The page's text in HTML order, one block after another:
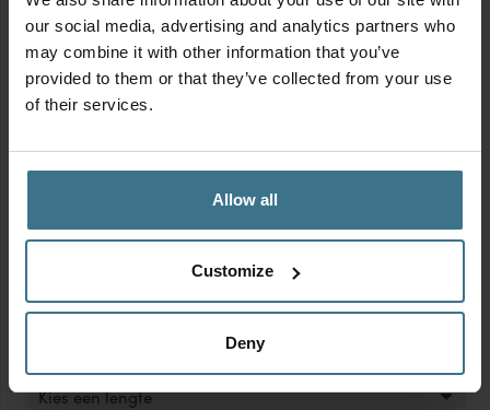
our social media, advertising and analytics partners who
may combine it with other information that you’ve
provided to them or that they’ve collected from your use
of their services.
Allow all
Customize
Deny
Inhoud
Kies een inhoudsklasse
Kies een lengte
€17.00
Oorspronkelijke
prijs
was:
€17.00.
€14.95
Huidige
prijs
is:
€14.95.
Voordeelverpakking
vershoudbakjes
stuks
€27.00
Oorspronkelijke
prijs
was:
€27.00.
€24.95
Huidige
prijs
is:
€24.95.
Voordeelverpakking
stuks
aantal
1 2 3 4